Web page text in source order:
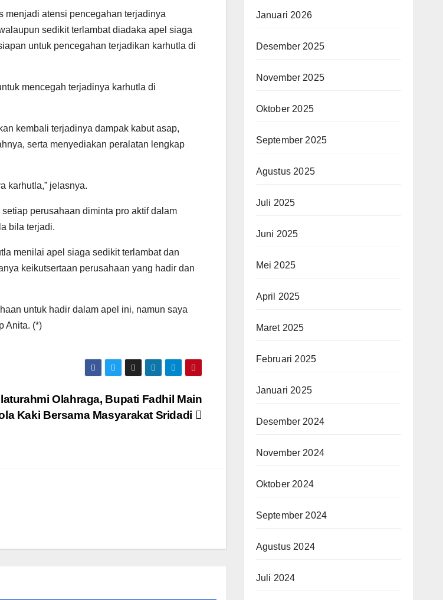
menjadi atensi pencegahan terjadinya
sedikit terlambat diadaka apel siaga
untuk pencegahan terjadikan karhutla di
mencegah terjadinya karhutla di
kembali terjadinya dampak kabut asap,
serta menyediakan peralatan lengkap
karhutla,” jelasnya.
perusahaan diminta pro aktif dalam
bila terjadi.
menilai apel siaga sedikit terlambat dan
keikutsertaan perusahaan yang hadir dan
untuk hadir dalam apel ini, namun saya
Anita. (*)
Olahraga, Bupati Fadhil Main
Kaki Bersama Masyarakat Sridadi
Januari 2026
Desember 2025
November 2025
Oktober 2025
September 2025
Agustus 2025
Juli 2025
Juni 2025
Mei 2025
April 2025
Maret 2025
Februari 2025
Januari 2025
Desember 2024
November 2024
Oktober 2024
September 2024
Agustus 2024
Juli 2024